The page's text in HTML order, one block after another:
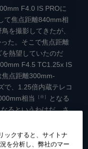
F4.0 IS PROに
て焦点距離840mm相
を撮影してきたが、
た。そこで焦点距離
熱望していたのだ
F4.5 TC1.25x IS
点距離300mm-
で、1.25倍内蔵テレコ
相当
［※］
となる
るというわけだ。さ
1400mm相当
時には焦点距離
ックすると、サイトナ
を分析し、弊社のマー